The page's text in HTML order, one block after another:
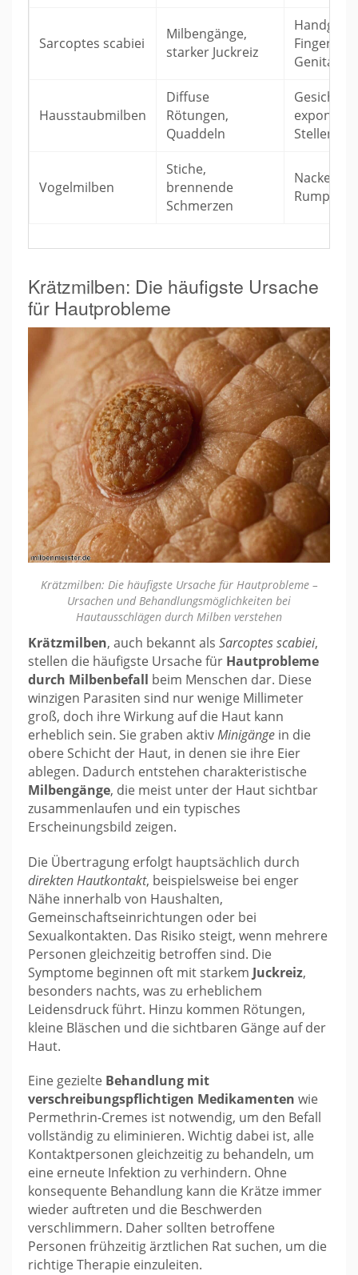
Sarcoptes scabiei
Milbengänge,
starker Juckreiz
Finger,
Hausstaubmilben
Diffuse
Rötungen,
Quaddeln
Gesicht,
Stellen
Vogelmilben
Stiche,
brennende
Schmerzen
Nacken,
Rumpf
Krätzmilben: Die häufigste Ursache
für Hautprobleme
Krätzmilben: Die häufigste Ursache für Hautprobleme –
Ursachen und Behandlungsmöglichkeiten bei
Hautausschlägen durch Milben verstehen
Krätzmilben, auch bekannt als Sarcoptes scabiei,
stellen die häufigste Ursache für Hautprobleme
durch Milbenbefall beim Menschen dar. Diese
winzigen Parasiten sind nur wenige Millimeter
groß, doch ihre Wirkung auf die Haut kann
erheblich sein. Sie graben aktivMinigänge in die
obere Schicht der Haut, in denen sie ihre Eier
ablegen. Dadurch entstehen charakteristische
Milbengänge, die meist unter der Haut sichtbar
zusammenlaufen und ein typisches
Erscheinungsbild zeigen.
Die Übertragung erfolgt hauptsächlich durch
direkten Hautkontakt, beispielsweise bei enger
Nähe innerhalb von Haushalten,
Gemeinschaftseinrichtungen oder bei
Sexualkontakten. Das Risiko steigt, wenn mehrere
Personen gleichzeitig betroffen sind. Die
Symptome beginnen oft mit starkem Juckreiz,
besonders nachts, was zu erheblichem
Leidensdruck führt. Hinzu kommen Rötungen,
kleine Bläschen und die sichtbaren Gänge auf der
Haut.
Eine gezielte Behandlung mit
verschreibungspflichtigen Medikamenten wie
Permethrin-Cremes ist notwendig, um den Befall
vollständig zu eliminieren. Wichtig dabei ist, alle
Kontaktpersonen gleichzeitig zu behandeln, um
eine erneute Infektion zu verhindern. Ohne
konsequente Behandlung kann die Krätze immer
wieder auftreten und die Beschwerden
verschlimmern. Daher sollten betroffene
Personen frühzeitig ärztlichen Rat suchen, um die
richtige Therapie einzuleiten.